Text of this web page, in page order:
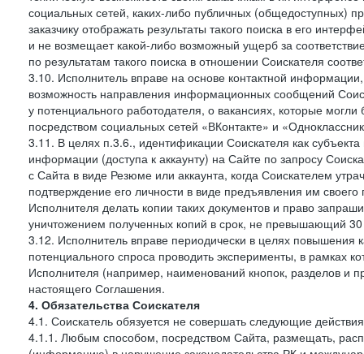
социальных сетей, каких-либо публичных (общедоступных)
заказчику отображать результаты такого поиска в его
и не возмещает какой-либо возможный ущерб за
по результатам такого поиска в отношении Соискателя
3.10. Исполнитель вправе на основе контактной
возможность направления информационных сообщений
у потенциального работодателя, о вакансиях, которые
посредством социальных сетей «ВКонтакте» и
3.11. В целях п.3.6., идентификации Соискателя как
информации (доступа к аккаунту) на Сайте по запросу
с Сайта в виде Резюме или аккаунта, когда Соискателем
подтверждение его личности в виде предъявления им
Исполнителя делать копии таких документов и право
уничтожением полученных копий в срок, не превышающий
3.12. Исполнитель вправе периодически в целях повышения
потенциального спроса проводить эксперименты, в рамках
Исполнителя (например, наименований кнопок, разделов и
настоящего Соглашения.
4. Обязательства Соискателя
4.1. Соискатель обязуется не совершать следующие
4.1.1. Любым способом, посредством Сайта, размещать,